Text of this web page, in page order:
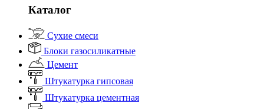
Каталог
Сухие смеси
Блоки газосиликатные
Цемент
Штукатурка гипсовая
Штукатурка цементная